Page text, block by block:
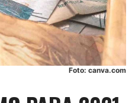
Foto: canva.com